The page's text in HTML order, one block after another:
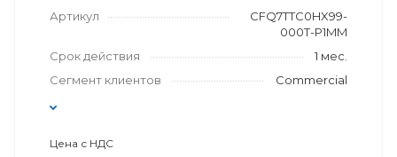
Артикул
CFQ7TTC0HX99-
000T-P1MM
Срок действия
1 мес.
Сегмент клиентов
Commercial
Цена с НДС